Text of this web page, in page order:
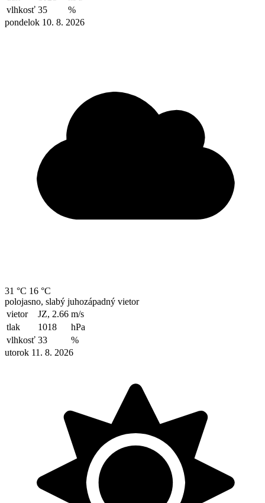
vlhkosť 35
%
pondelok 10. 8. 2026
31 °C 16 °C
polojasno, slabý juhozápadný vietor
vietor
JZ, 2.66 m/s
tlak
1018
hPa
vlhkosť 33
%
utorok 11. 8. 2026